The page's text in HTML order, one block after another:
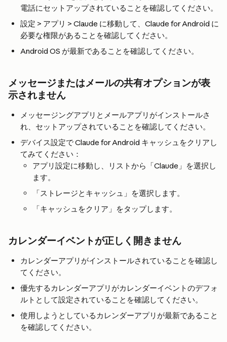
電話にセットアップされていることを確認してください。
設定 > アプリ > Claude に移動して、Claude for Android に
必要な権限があることを確認してください。
Android OS が最新であることを確認してください。
メッセージまたはメールの共有オプションが表
示されません
メッセージングアプリとメールアプリがインストールさ
れ、セットアップされていることを確認してください。
デバイス設定で Claude for Android キャッシュをクリアし
てみてください：
アプリ設定に移動し、リストから「Claude」を選択し
ます。
「ストレージとキャッシュ」を選択します。
「キャッシュをクリア」をタップします。
カレンダーイベントが正しく開きません
カレンダーアプリがインストールされていることを確認し
てください。
優先するカレンダーアプリがカレンダーイベントのデフォ
ルトとして設定されていることを確認してください。
使用しようとしているカレンダーアプリが最新であること
を確認してください。